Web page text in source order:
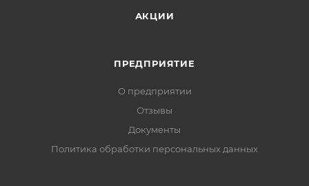
АКЦИИ
ПРЕДПРИЯТИЕ
О предприятии
Отзывы
Документы
Политика обработки персональных данных